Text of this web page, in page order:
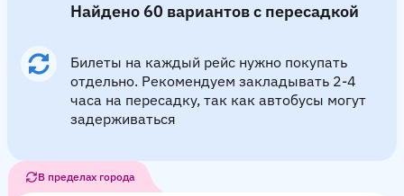
Найдено 60 вариантов с пересадкой
Билеты на каждый рейс нужно покупать
отдельно. Рекомендуем закладывать 2-4
часа на пересадку, так как автобусы могут
задерживаться
В пределах города